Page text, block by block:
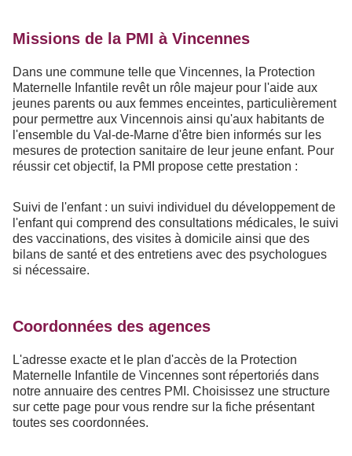
Missions de la PMI à Vincennes
Dans une commune telle que Vincennes, la Protection
Maternelle Infantile revêt un rôle majeur pour l'aide aux
jeunes parents ou aux femmes enceintes, particulièrement
pour permettre aux Vincennois ainsi qu'aux habitants de
l'ensemble du Val-de-Marne d'être bien informés sur les
mesures de protection sanitaire de leur jeune enfant. Pour
réussir cet objectif, la PMI propose cette prestation :
Suivi de l'enfant : un suivi individuel du développement de
l'enfant qui comprend des consultations médicales, le suivi
des vaccinations, des visites à domicile ainsi que des
bilans de santé et des entretiens avec des psychologues
si nécessaire.
Coordonnées des agences
L'adresse exacte et le plan d'accès de la Protection
Maternelle Infantile de Vincennes sont répertoriés dans
notre annuaire des centres PMI. Choisissez une structure
sur cette page pour vous rendre sur la fiche présentant
toutes ses coordonnées.